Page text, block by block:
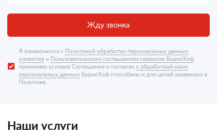
Жду звонка
Я ознакомился с Политикой обработки персональных данных
клиентов и Пользовательским соглашением сервисов БорисХоф
принимаю условия Соглашения и согласен с обработкой моих
персональных данных БорисХоф способами и для целей указанных в
Политике.
Наши услуги